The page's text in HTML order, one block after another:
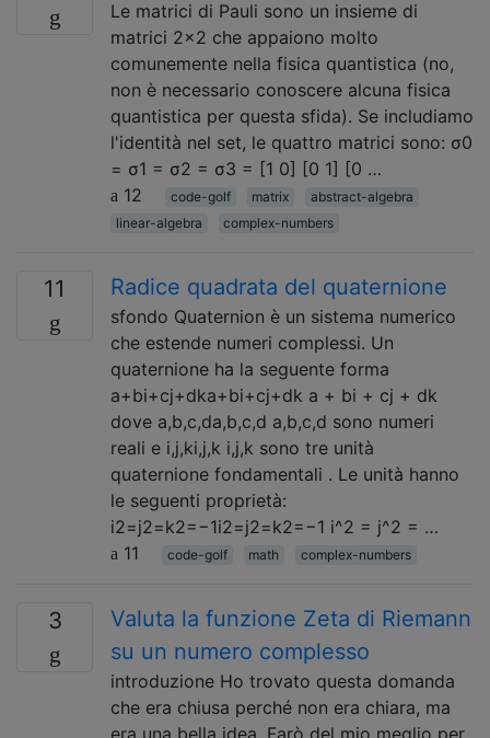
Le matrici di Pauli sono un insieme di
matrici 2x2 che appaiono molto
comunemente nella fisica quantistica (no,
non è necessario conoscere alcuna fisica
quantistica per questa sfida). Se includiamo
l'identità nel set, le quattro matrici sono: σ0
= σ1 = σ2 = σ3 = [1 0] [0 1] [0 …
12
code-golf matrix
abstract-algebra
linear-algebra
complex-numbers
11 Radice quadrata del quaternione
sfondo Quaternion è un sistema numerico
che estende numeri complessi. Un
quaternione ha la seguente forma
a+bi+cj+dka+bi+cj+dk a + bi + cj + dk
dove a,b,c,da,b,c,d a,b,c,d sono numeri
reali e i,j,ki,j,k i,j,k sono tre unità
quaternione fondamentali . Le unità hanno
le seguenti proprietà:
i2=j2=k2=−1i2=j2=k2=−1 i^2 = j^2 = …
11
code-golf math complex-numbers
3
Valuta la funzione Zeta di Riemann
su un numero complesso
introduzione Ho trovato questa domanda
che era chiusa perché non era chiara, ma
era una bella idea. Farò del mio meglio per